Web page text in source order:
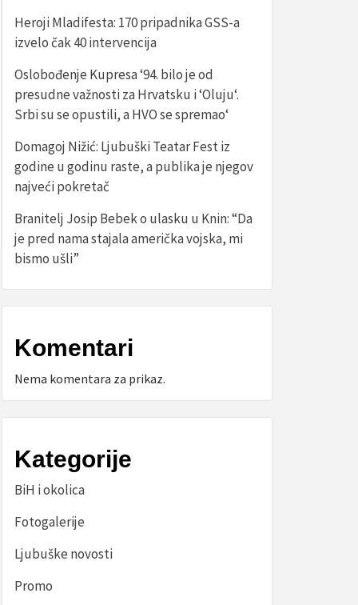
Heroji Mladifesta: 170 pripadnika GSS-a
izvelo čak 40 intervencija
Oslobođenje Kupresa ‘94. bilo je od
presudne važnosti za Hrvatsku i ‘Oluju‘.
Srbi su se opustili, a HVO se spremao‘
Domagoj Nižić: Ljubuški Teatar Fest iz
godine u godinu raste, a publika je njegov
najveći pokretač
Branitelj Josip Bebek o ulasku u Knin: “Da
je pred nama stajala američka vojska, mi
bismo ušli”
Komentari
Nema komentara za prikaz.
Kategorije
BiH i okolica
Fotogalerije
Ljubuške novosti
Promo